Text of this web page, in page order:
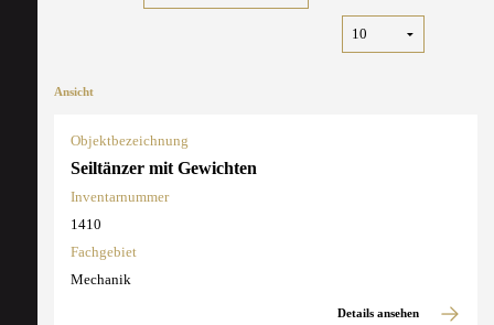
Ansicht
Objektbezeichnung
Seiltänzer mit Gewichten
Inventarnummer
1410
Fachgebiet
Mechanik
Details ansehen